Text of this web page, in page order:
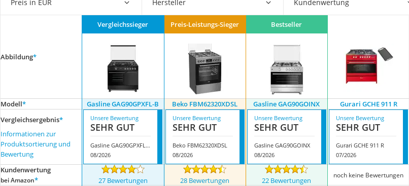
Service
Preis in EUR Hersteller Kundenwertung
Abbildung*
Vergleichssieger Preis-Leistungs-Sieger Bestseller
Modell* Gasline GAG90GPXFL-B Beko FBM62320XDSL Gasline GAG90GOINX Gurari GCHE 911 R
Vergleichsergebnis*
Informationen zur
Produktsortierung und
Bewertung
Unsere Bewertung
SEHR GUT
Gasline GAG90GPXFL-B
08/2026
Unsere Bewertung
SEHR GUT
Beko FBM62320XDSL
08/2026
Unsere Bewertung
SEHR GUT
Gasline GAG90GOINX
08/2026
Unsere Bewertung
SEHR GUT
Gurari GCHE 911 R
07/2026
Kundenwertung
bei Amazon* 27 Bewertungen 28 Bewertungen 22 Bewertungen
noch keine Bewertungen